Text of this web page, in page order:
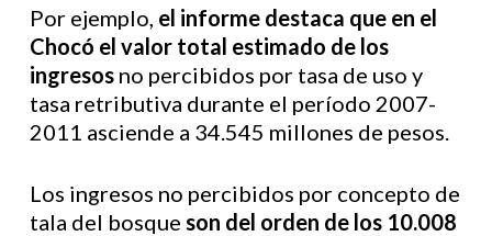
Por ejemplo, el informe destaca que en el
Chocó el valor total estimado de los
ingresosno percibidos por tasa de uso y
tasa retributiva durante el período 2007-
2011 asciende a 34.545 millones de pesos.
Los ingresos no percibidos por concepto de
tala del bosque son del orden de los 10.008